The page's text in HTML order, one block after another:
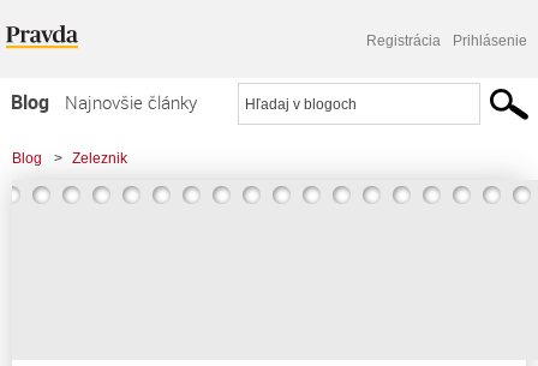
Registrácia Prihlásenie
Blog
Najnovšie články
Najčítanejšie články
Najkomentovanejšie články
Blog > Zeleznik